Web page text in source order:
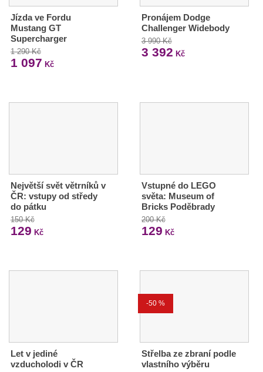
Jízda ve Fordu
Mustang GT
Supercharger
1 290 Kč
1 097 Kč
Pronájem Dodge
Challenger Widebody
3 990 Kč
3 392 Kč
Největší svět větrníků v
ČR: vstupy od středy
do pátku
150 Kč
129 Kč
Vstupné do LEGO
světa: Museum of
Bricks Poděbrady
200 Kč
129 Kč
Let v jediné
vzducholodi v ČR
-50 %
Střelba ze zbraní podle
vlastního výběru